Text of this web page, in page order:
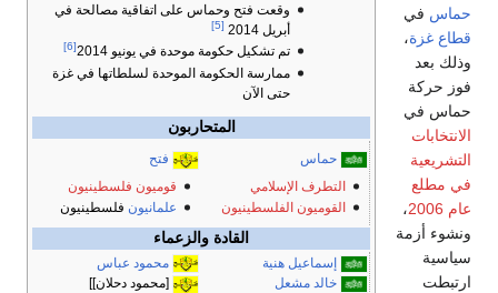
وقعت فتح وحماس على اتفاقية مصالحة في
أبريل 2014
[5]
تم تشكيل حكومة موحدة في يونيو 2014 [6]
ممارسة الحكومة الموحدة لسلطاتها في غزة
حتى الآن
المتحاربون
حماس
التطرف الإسلامي
القوميون الفلسطينيون
فتح
قوميون فلسطينيون
علمانيون فلسطينيون
القادة والزعماء
إسماعيل هنية
خالد مشعل
محمود عباس
[محمود دحلان]]
حماس في
قطاع غزة،
وذلك بعد
فوز حركة
حماس في
الانتخابات
التشريعية
في مطلع
عام 2006
،
ونشوء أزمة
سياسية
ارتبطت